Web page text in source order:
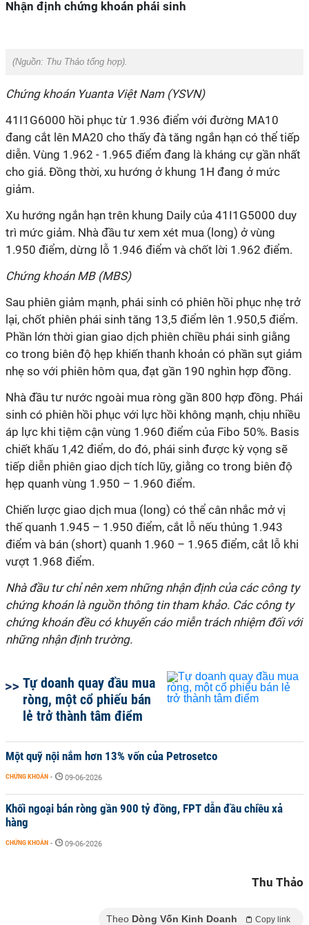
Nhận định chứng khoán phái sinh
(Nguồn: Thu Thảo tổng hợp).
Chứng khoán Yuanta Việt Nam (YSVN)
41I1G6000 hồi phục từ 1.936 điểm với đường MA10
đang cắt lên MA20 cho thấy đà tăng ngắn hạn có thể tiếp
diễn. Vùng 1.962 - 1.965 điểm đang là kháng cự gần nhất
cho giá. Đồng thời, xu hướng ở khung 1H đang ở mức
giảm.
Xu hướng ngắn hạn trên khung Daily của 41I1G5000 duy
trì mức giảm. Nhà đầu tư xem xét mua (long) ở vùng
1.950 điểm, dừng lỗ 1.946 điểm và chốt lời 1.962 điểm.
Chứng khoán MB (MBS)
Sau phiên giảm mạnh, phái sinh có phiên hồi phục nhẹ trở
lại, chốt phiên phái sinh tăng 13,5 điểm lên 1.950,5 điểm.
Phần lớn thời gian giao dịch phiên chiều phái sinh giằng
co trong biên độ hẹp khiến thanh khoản có phần sụt giảm
nhẹ so với phiên hôm qua, đạt gần 190 nghìn hợp đồng.
Nhà đầu tư nước ngoài mua ròng gần 800 hợp đồng. Phái
sinh có phiên hồi phục với lực hồi không mạnh, chịu nhiều
áp lực khi tiệm cận vùng 1.960 điểm của Fibo 50%. Basis
chiết khấu 1,42 điểm, do đó, phái sinh được kỳ vọng sẽ
tiếp diễn phiên giao dịch tích lũy, giằng co trong biên độ
hẹp quanh vùng 1.950 – 1.960 điểm.
Chiến lược giao dịch mua (long) có thể cân nhắc mở vị
thế quanh 1.945 – 1.950 điểm, cắt lỗ nếu thủng 1.943
điểm và bán (short) quanh 1.960 – 1.965 điểm, cắt lỗ khi
vượt 1.968 điểm.
Nhà đầu tư chỉ nên xem những nhận định của các công ty
chứng khoán là nguồn thông tin tham khảo. Các công ty
chứng khoán đều có khuyến cáo miễn trách nhiệm đối với
những nhận định trường.
Tự doanh quay đầu mua
ròng, một cổ phiếu bán
lẻ trở thành tâm điểm
Một quỹ nội nắm hơn 13% vốn của Petrosetco
CHỨNG KHOÁN - 09-06-2026
Khối ngoại bán ròng gần 900 tỷ đồng, FPT dẫn đầu chiều xả
hàng
CHỨNG KHOÁN - 09-06-2026
Thu Thảo
Theo Dòng Vốn Kinh Doanh Copy link